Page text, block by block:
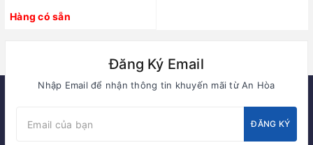
Hàng có sẵn
Đăng Ký Email
Nhập Email để nhận thông tin khuyến mãi từ An Hòa
ĐĂNG KÝ